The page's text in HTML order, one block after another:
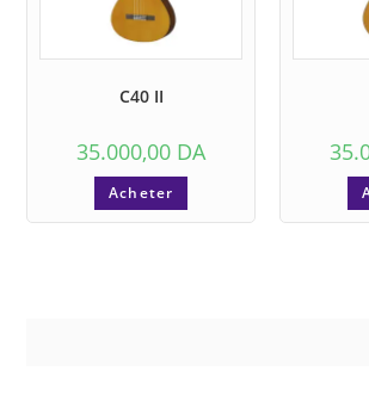
C40 II
35.000,00 DA
Acheter